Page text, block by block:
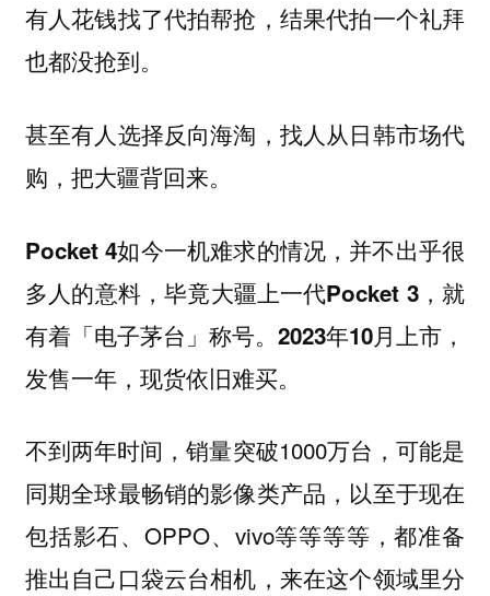
有人花钱找了代拍帮抢，结果代拍一个礼拜
也都没抢到。
甚至有人选择反向海淘，找人从日韩市场代
购，把大疆背回来。
Pocket 4如今一机难求的情况，并不出乎很
多人的意料，毕竟大疆上一代Pocket 3，就
有着「电子茅台」称号。2023年10月上市，
发售一年，现货依旧难买。
不到两年时间，销量突破1000万台，可能是
同期全球最畅销的影像类产品，以至于现在
包括影石、OPPO、vivo等等等等，都准备
推出自己口袋云台相机，来在这个领域里分